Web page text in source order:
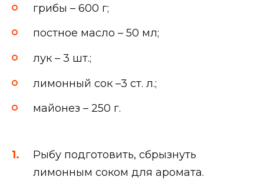
грибы – 600 г;
постное масло – 50 мл;
лук – 3 шт.;
лимонный сок –3 ст. л.;
майонез – 250 г.
Рыбу подготовить, сбрызнуть
лимонным соком для аромата.